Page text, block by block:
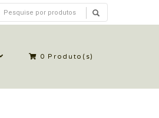
0 Produto(s)